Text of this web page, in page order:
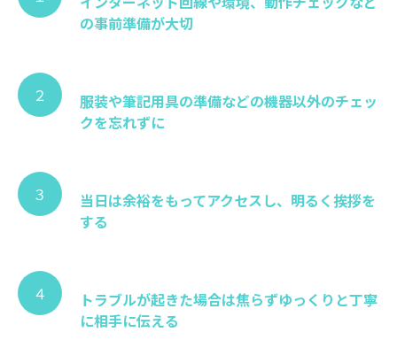
の事前準備が大切
２
服装や筆記用具の準備などの機器以外のチェッ
クを忘れずに
３
当日は余裕をもってアクセスし、明るく挨拶を
する
４
トラブルが起きた場合は焦らずゆっくりと丁寧
に相手に伝える